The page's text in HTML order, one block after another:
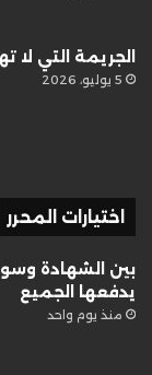
الجريمة التي لا
5 يوليو، 2026
اختيارات المحرر
بين الشهادة
يدفعها الجميع
منذ يوم واحد